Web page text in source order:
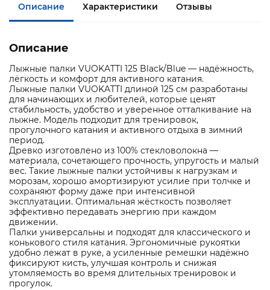
Описание Характеристики Отзывы
Описание
Лыжные палки VUOKATTI 125 Black/Blue — надёжность,
лёгкость и комфорт для активного катания.
Лыжные палки VUOKATTI длиной 125 см разработаны
для начинающих и любителей, которые ценят
стабильность, удобство и уверенное отталкивание на
лыжне. Модель подходит для тренировок,
прогулочного катания и активного отдыха в зимний
период.
Древко изготовлено из 100% стекловолокна —
материала, сочетающего прочность, упругость и малый
вес. Такие лыжные палки устойчивы к нагрузкам и
морозам, хорошо амортизируют усилие при толчке и
сохраняют форму даже при интенсивной
эксплуатации. Оптимальная жёсткость позволяет
эффективно передавать энергию при каждом
движении.
Палки универсальны и подходят для классического и
конькового стиля катания. Эргономичные рукоятки
удобно лежат в руке, а усиленные ремешки надёжно
фиксируют кисть, улучшая контроль и снижая
утомляемость во время длительных тренировок и
прогулок.